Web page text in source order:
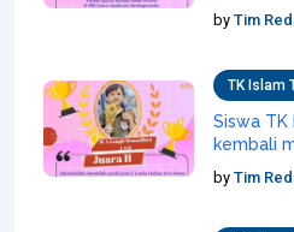
byTim
TK Islam
Siswa TK
kembali
byTim